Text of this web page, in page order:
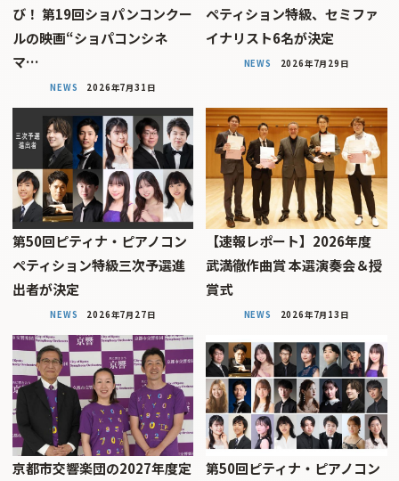
び！ 第19回ショパンコンクー
ルの映画“ショパコンシネ
マ…
NEWS 2026年7月31日
ペティション特級、セミファ
イナリスト6名が決定
NEWS 2026年7月29日
第50回ピティナ・ピアノコン
ペティション特級三次予選進
出者が決定
NEWS 2026年7月27日
【速報レポート】2026年度
武満徹作曲賞 本選演奏会＆授
賞式
NEWS 2026年7月13日
京都市交響楽団の2027年度定 第50回ピティナ・ピアノコン